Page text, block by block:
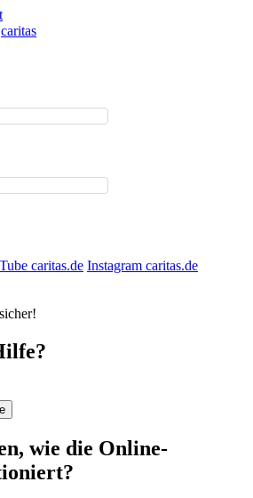
caritas
caritas.de Instagram caritas.de
wie die Online-